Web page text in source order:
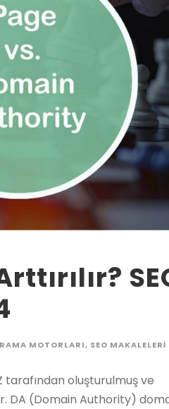
MOTORLARI, SEO MAKALELERI
tarafından oluşturulmuş ve
DA (Domain Authority)